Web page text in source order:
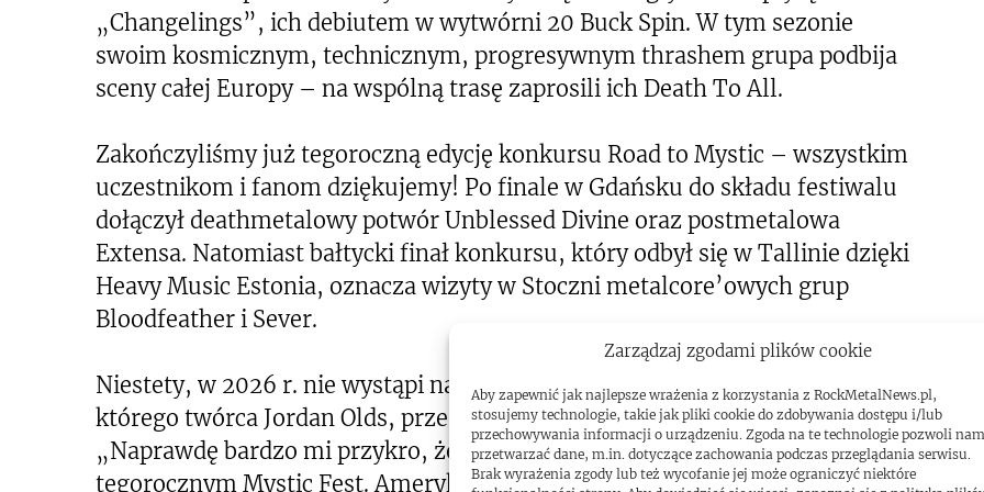
Zarządzaj zgodami plików cookie
Aby zapewnić jak najlepsze wrażenia z korzystania z RockMetalNews.pl,
stosujemy technologie, takie jak pliki cookie do zdobywania dostępu i/lub
przechowywania informacji o urządzeniu. Zgoda na te technologie pozwoli nam
przetwarzać dane, m.in. dotyczące zachowania podczas przeglądania serwisu.
Brak wyrażenia zgody lub też wycofanie jej może ograniczyć niektóre
„Changelings”, ich debiutem w wytwórni 20 Buck Spin. W tym sezonie
swoim kosmicznym, technicznym, progresywnym thrashem grupa podbija
sceny całej Europy – na wspólną trasę zaprosili ich Death To All.
Zakończyliśmy już tegoroczną edycję konkursu Road to Mystic – wszystkim
uczestnikom i fanom dziękujemy! Po finale w Gdańsku do składu festiwalu
dołączył deathmetalowy potwór Unblessed Divine oraz postmetalowa
Extensa. Natomiast bałtycki finał konkursu, który odbył się w Tallinie dzięki
Heavy Music Estonia, oznacza wizyty w Stoczni metalcore’owych grup
Bloodfeather i Sever.
Niestety, w 2026 r. nie wystąpi na Mystic Festivalu projekt Blood Vulture,
którego twórca Jordan Olds, przesyła za naszym pośrednictwem wyjaśnienie:
„Naprawdę bardzo mi przykro, że muszę odwołać występ Blood Vulture na
tegorocznym Mystic Fest. Amerykański system opieki zdrowotnej (podobnie